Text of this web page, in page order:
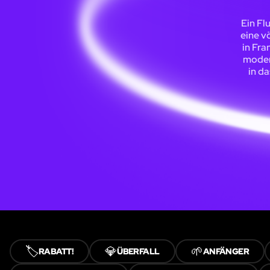
Ein
eine
in
in
🏷️RABATT! 💎ÜBERFALL 🌱ANFÄNGER